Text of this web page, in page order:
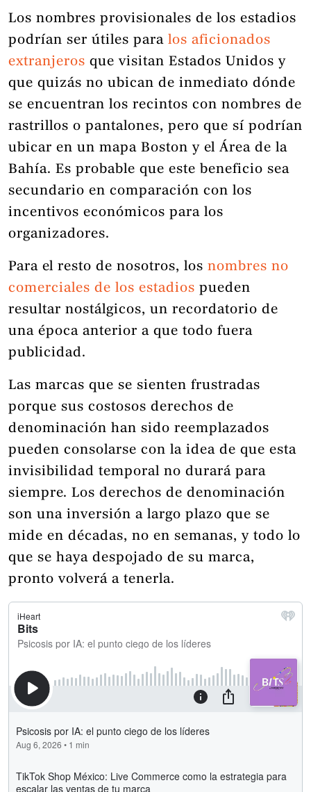
Los nombres provisionales de los estadios
podrían ser útiles para los aficionados
extranjeros que visitan Estados Unidos y
que quizás no ubican de inmediato dónde
se encuentran los recintos con nombres de
rastrillos o pantalones, pero que sí podrían
ubicar en un mapa Boston y el Área de la
Bahía. Es probable que este beneficio sea
secundario en comparación con los
incentivos económicos para los
organizadores.
Para el resto de nosotros, los nombres no
comerciales de los estadios pueden
resultar nostálgicos, un recordatorio de
una época anterior a que todo fuera
publicidad.
Las marcas que se sienten frustradas
porque sus costosos derechos de
denominación han sido reemplazados
pueden consolarse con la idea de que esta
invisibilidad temporal no durará para
siempre. Los derechos de denominación
son una inversión a largo plazo que se
mide en décadas, no en semanas, y todo lo
que se haya despojado de su marca,
pronto volverá a tenerla.